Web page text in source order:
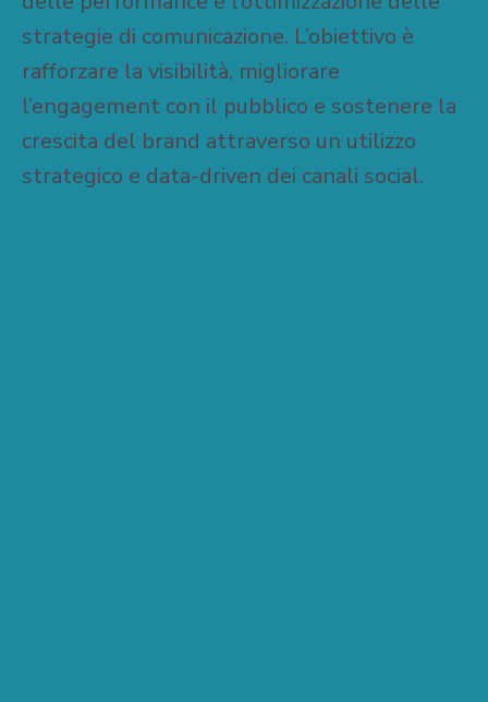
strategie di comunicazione. L’obiettivo è
rafforzare la visibilità, migliorare
l’engagement con il pubblico e sostenere la
crescita del brand attraverso un utilizzo
strategico e data-driven dei canali social.